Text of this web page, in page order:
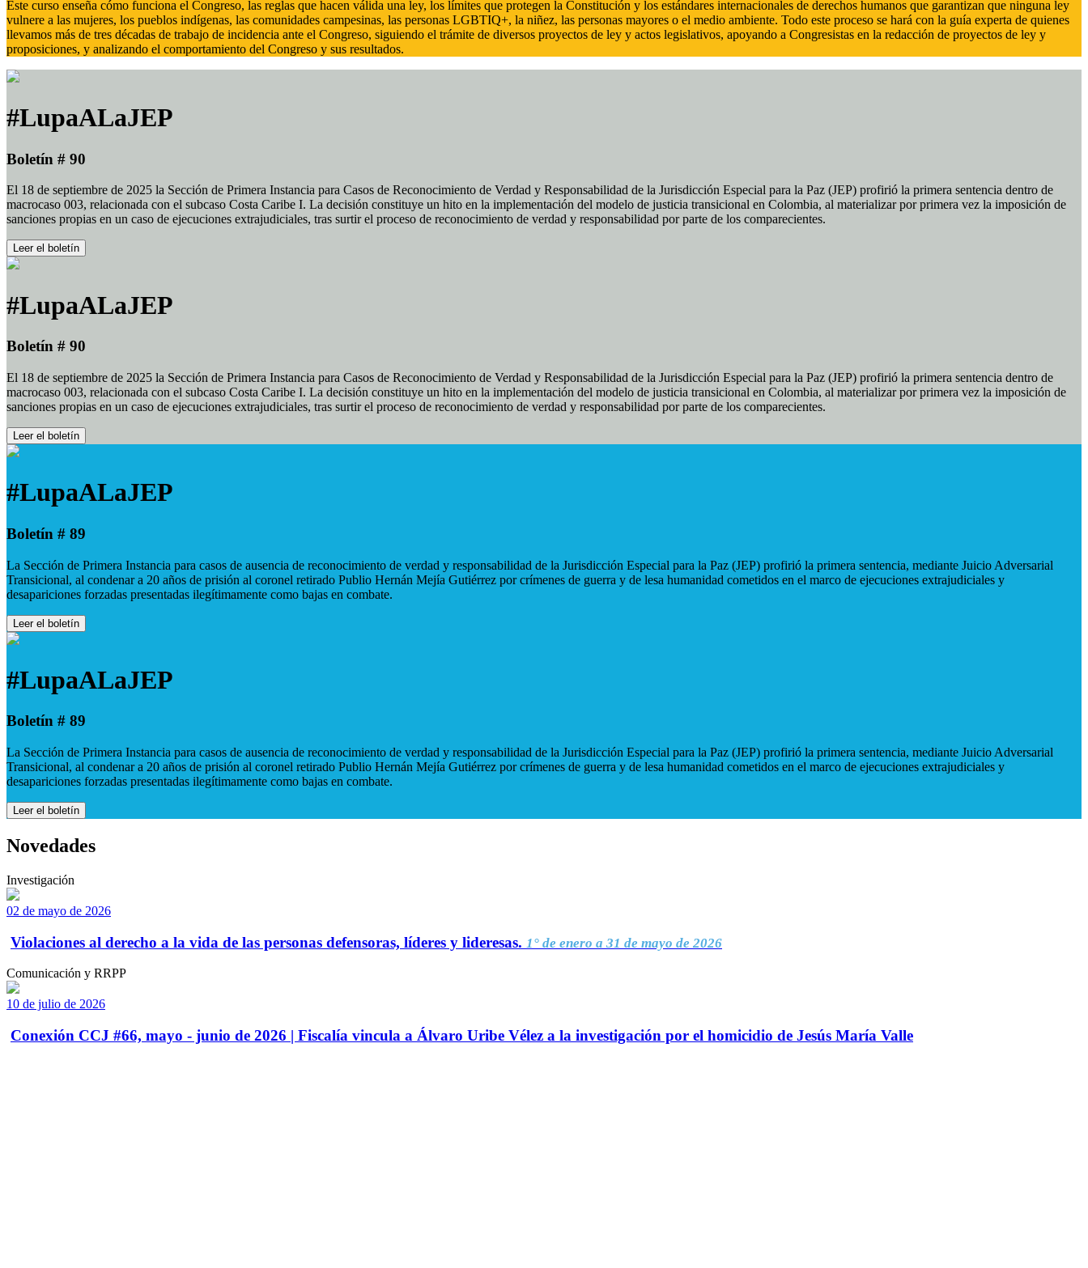
Este curso enseña cómo funciona el Congreso, las reglas que hacen válida una ley, los límites que protegen la Constitución y los estándares internacionales de derechos humanos que garantizan que ninguna ley
vulnere a las mujeres, los pueblos indígenas, las comunidades campesinas, las personas LGBTIQ+, la niñez, las personas mayores o el medio ambiente. Todo este proceso se hará con la guía experta de quienes
llevamos más de tres décadas de trabajo de incidencia ante el Congreso, siguiendo el trámite de diversos proyectos de ley y actos legislativos, apoyando a Congresistas en la redacción de proyectos de ley y
proposiciones, y analizando el comportamiento del Congreso y sus resultados.
#LupaALaJEP
Boletín # 90
El 18 de septiembre de 2025 la Sección de Primera Instancia para Casos de Reconocimiento de Verdad y Responsabilidad de la Jurisdicción Especial para la Paz (JEP) profirió la primera sentencia dentro de
macrocaso 003, relacionada con el subcaso Costa Caribe I. La decisión constituye un hito en la implementación del modelo de justicia transicional en Colombia, al materializar por primera vez la imposición de
sanciones propias en un caso de ejecuciones extrajudiciales, tras surtir el proceso de reconocimiento de verdad y responsabilidad por parte de los comparecientes.
Leer el boletín
#LupaALaJEP
Boletín # 90
El 18 de septiembre de 2025 la Sección de Primera Instancia para Casos de Reconocimiento de Verdad y Responsabilidad de la Jurisdicción Especial para la Paz (JEP) profirió la primera sentencia dentro de
macrocaso 003, relacionada con el subcaso Costa Caribe I. La decisión constituye un hito en la implementación del modelo de justicia transicional en Colombia, al materializar por primera vez la imposición de
sanciones propias en un caso de ejecuciones extrajudiciales, tras surtir el proceso de reconocimiento de verdad y responsabilidad por parte de los comparecientes.
Leer el boletín
#LupaALaJEP
Boletín # 89
La Sección de Primera Instancia para casos de ausencia de reconocimiento de verdad y responsabilidad de la Jurisdicción Especial para la Paz (JEP) profirió la primera sentencia, mediante Juicio Adversarial
Transicional, al condenar a 20 años de prisión al coronel retirado Publio Hernán Mejía Gutiérrez por crímenes de guerra y de lesa humanidad cometidos en el marco de ejecuciones extrajudiciales y
desapariciones forzadas presentadas ilegítimamente como bajas en combate.
Leer el boletín
#LupaALaJEP
Boletín # 89
La Sección de Primera Instancia para casos de ausencia de reconocimiento de verdad y responsabilidad de la Jurisdicción Especial para la Paz (JEP) profirió la primera sentencia, mediante Juicio Adversarial
Transicional, al condenar a 20 años de prisión al coronel retirado Publio Hernán Mejía Gutiérrez por crímenes de guerra y de lesa humanidad cometidos en el marco de ejecuciones extrajudiciales y
desapariciones forzadas presentadas ilegítimamente como bajas en combate.
Leer el boletín
Novedades
Investigación
02 de mayo de 2026
Violaciones al derecho a la vida de las personas defensoras, líderes y lideresas. 1° de enero a 31 de mayo de 2026
Comunicación y RRPP
10 de julio de 2026
Conexión CCJ #66, mayo - junio de 2026 | Fiscalía vincula a Álvaro Uribe Vélez a la investigación por el homicidio de Jesús María Valle